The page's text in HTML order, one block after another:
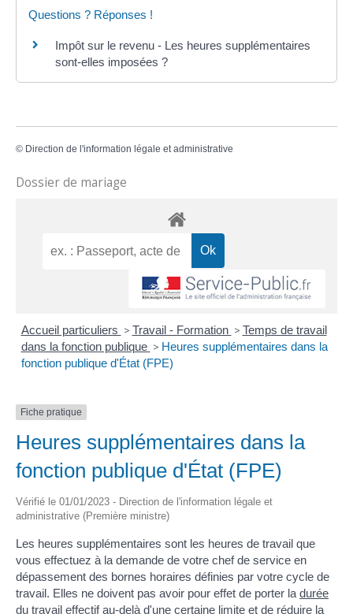
Questions ? Réponses !
Impôt sur le revenu - Les heures supplémentaires
sont-elles imposées ?
© Direction de l'information légale et administrative
Dossier de mariage
Accueil particuliers > Travail - Formation > Temps de travail
dans la fonction publique > Heures supplémentaires dans la
fonction publique d'État (FPE)
Fiche pratique
Heures supplémentaires dans la
fonction publique d'État (FPE)
Vérifié le 01/01/2023 - Direction de l'information légale et
administrative (Première ministre)
Les heures supplémentaires sont les heures de travail que
vous effectuez à la demande de votre chef de service en
dépassement des bornes horaires définies par votre cycle de
travail. Elles ne doivent pas avoir pour effet de porter la durée
du travail effectifau-delà d'une certaine limite et de réduire la